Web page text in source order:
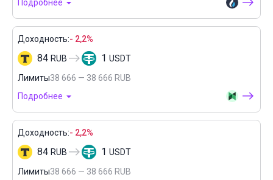
Подробнее
Доходность:- 2,2%
84 RUB 1 USDT
Лимиты38 666 — 38 666 RUB
Подробнее
Доходность:- 2,2%
84 RUB 1 USDT
Лимиты38 666 — 38 666 RUB